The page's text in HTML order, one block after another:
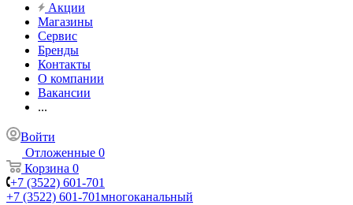
Акции
Магазины
Сервис
Бренды
Контакты
О компании
Вакансии
...
Войти
Отложенные 0
Корзина 0
+7 (3522) 601-701
+7 (3522) 601-701многоканальный